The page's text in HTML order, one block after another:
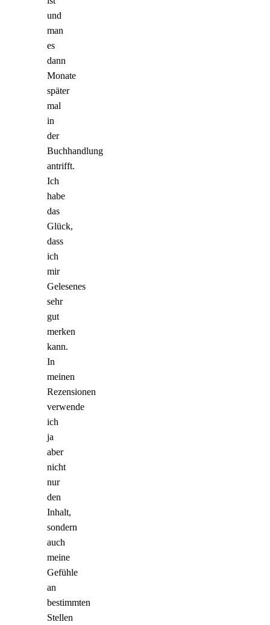
und
man
es
dann
Monate
später
mal
in
der
Buchhandlung
antrifft.
Ich
habe
das
Glück,
dass
ich
mir
Gelesenes
sehr
gut
merken
kann.
In
meinen
Rezensionen
verwende
ich
ja
aber
nicht
nur
den
Inhalt,
sondern
auch
meine
Gefühle
an
bestimmten
Stellen